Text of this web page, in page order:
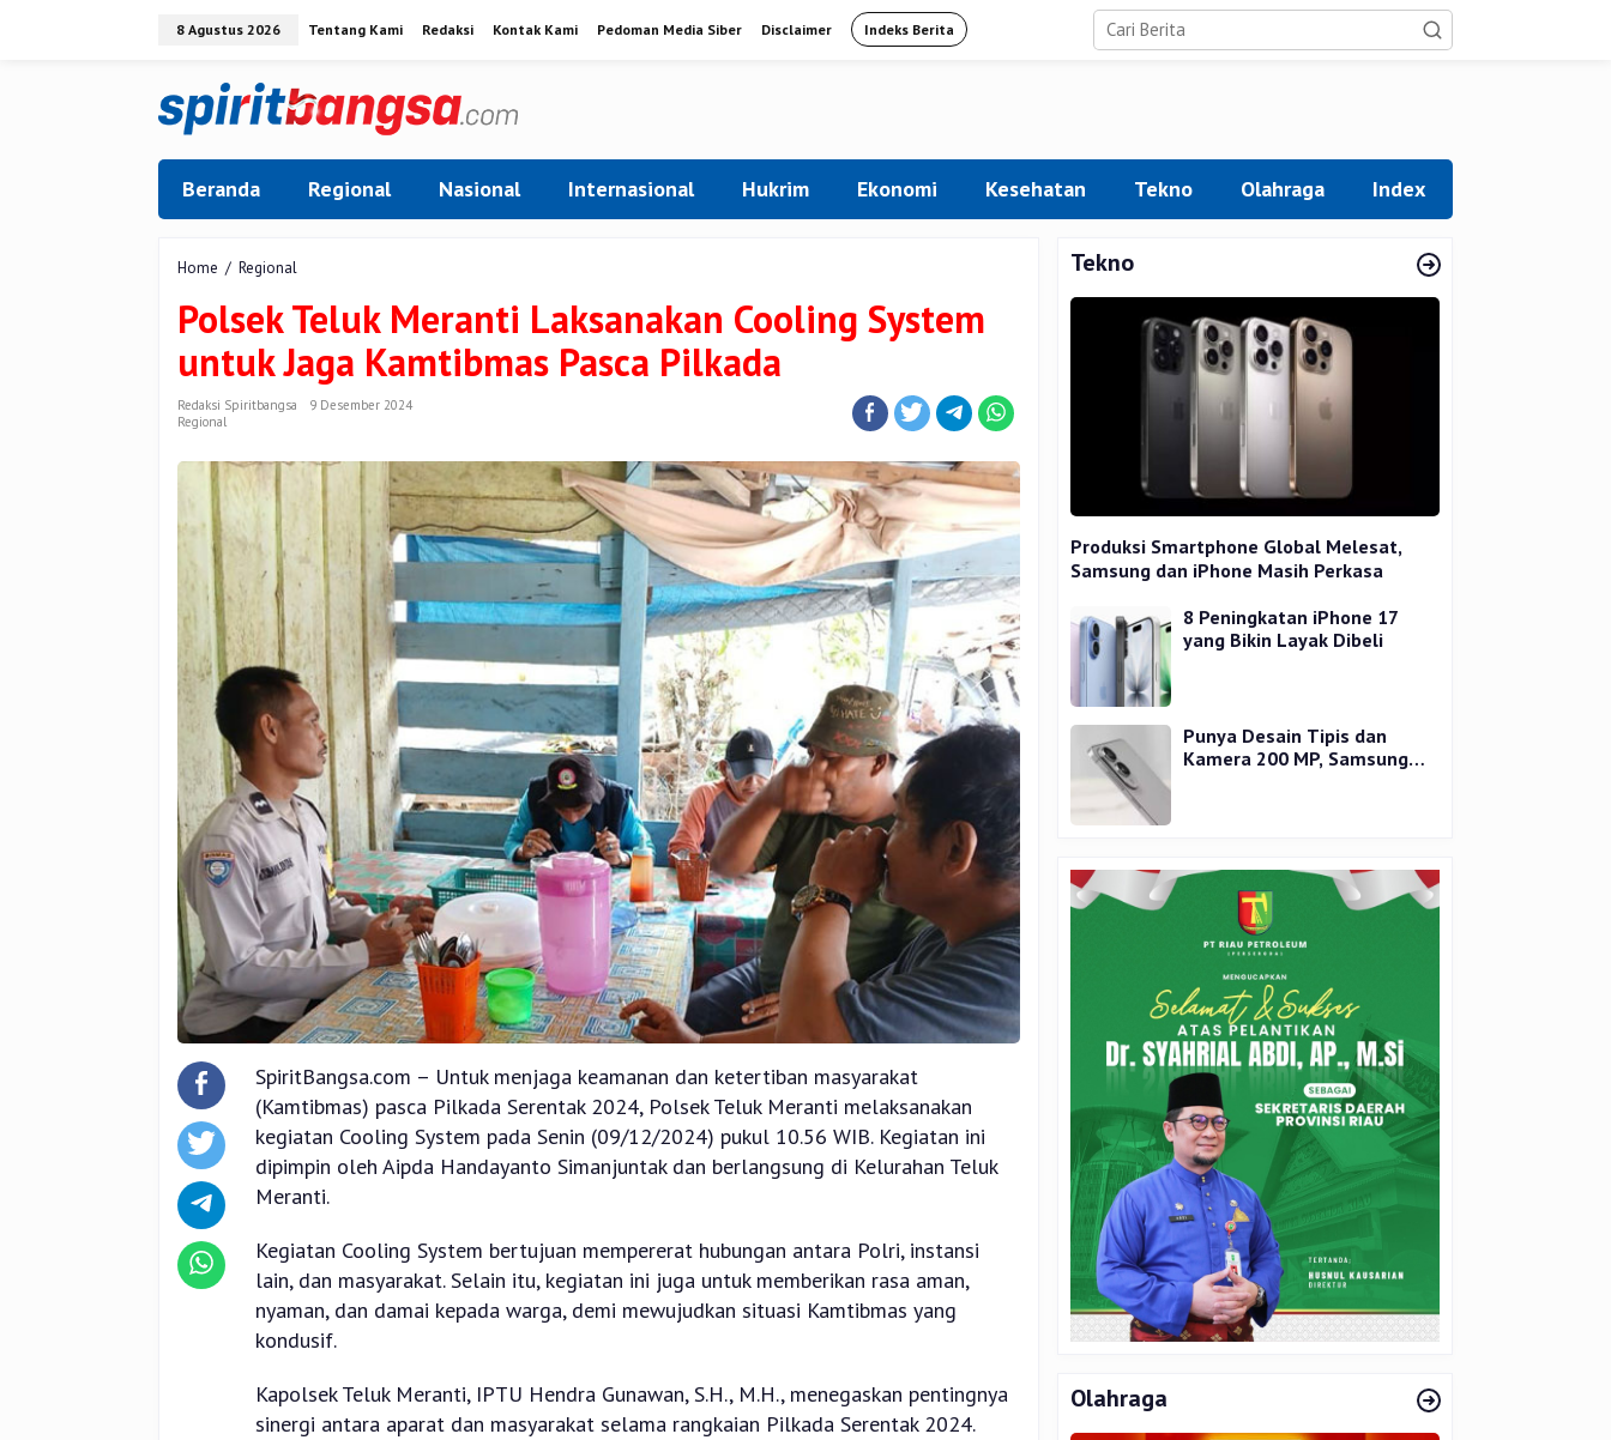
8 Agustus 2026 Tentang Kami Redaksi Kontak Kami Pedoman Media Siber Disclaimer Indeks Berita
Beranda Regional Nasional Internasional Hukrim Ekonomi Kesehatan Tekno Olahraga Index
Home / Regional
Meranti
Laksanakan
Cooling
System
untuk
Pasca
Polsek Teluk Meranti Laksanakan Cooling System
untuk Jaga Kamtibmas Pasca Pilkada
Redaksi Spiritbangsa
9 Desember 2024
Regional
SpiritBangsa.com – Untuk menjaga keamanan dan ketertiban masyarakat
(Kamtibmas) pasca Pilkada Serentak 2024, Polsek Teluk Meranti melaksanakan
kegiatan Cooling System pada Senin (09/12/2024) pukul 10.56 WIB. Kegiatan ini
dipimpin oleh Aipda Handayanto Simanjuntak dan berlangsung di Kelurahan Teluk
Meranti.
Kegiatan Cooling System bertujuan mempererat hubungan antara Polri, instansi
lain, dan masyarakat. Selain itu, kegiatan ini juga untuk memberikan rasa aman,
nyaman, dan damai kepada warga, demi mewujudkan situasi Kamtibmas yang
kondusif.
Kapolsek Teluk Meranti, IPTU Hendra Gunawan, S.H., M.H., menegaskan pentingnya
sinergi antara aparat dan masyarakat selama rangkaian Pilkada Serentak 2024.
Tekno
Produksi Smartphone Global Melesat,
Samsung dan iPhone Masih Perkasa
8 Peningkatan iPhone 17
yang Bikin Layak Dibeli
Punya Desain Tipis dan
Kamera 200 MP, Samsung
Olahraga